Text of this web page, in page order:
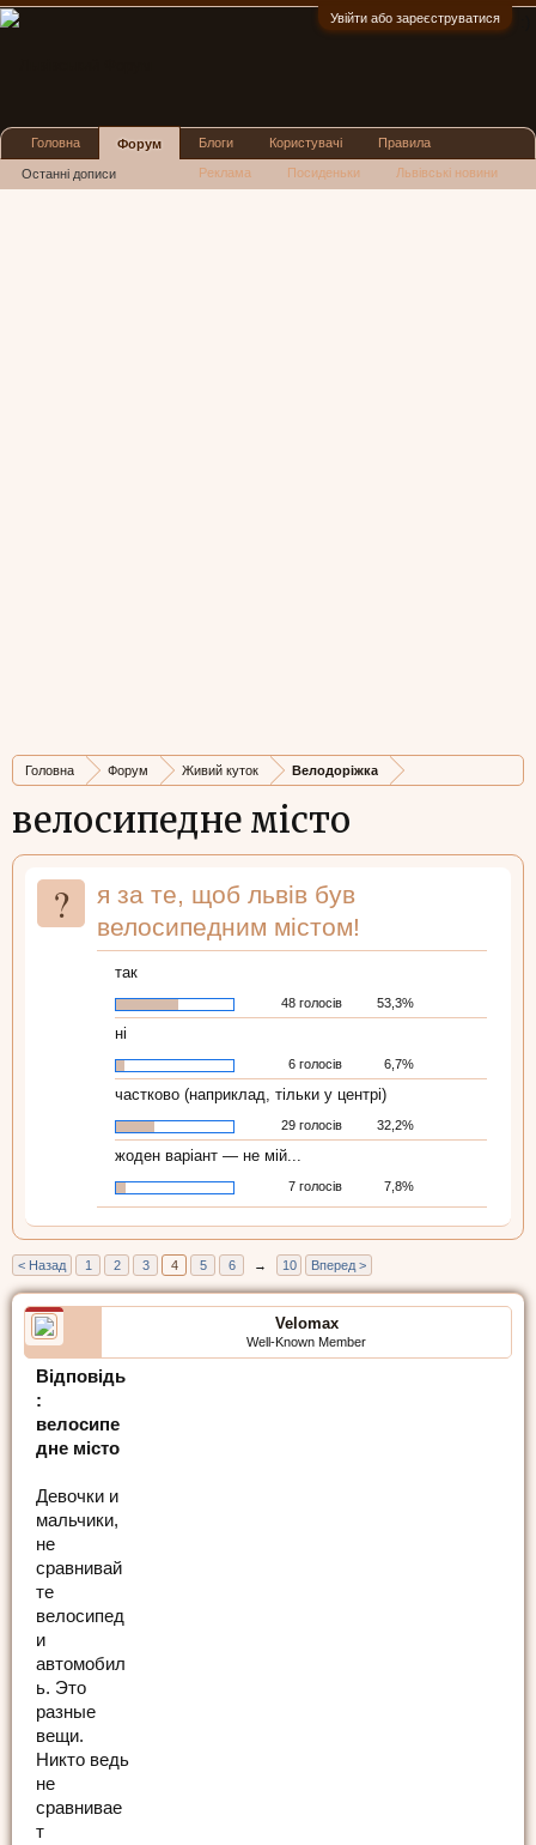
Увійти або зареєструватися
Головна Форум Живий куток Велодоріжка
велосипедне місто
?
я за те, щоб львів був
велосипедним містом!
так
48 голосів 53,3%
ні
6 голосів 6,7%
частково (наприклад, тільки у центрі)
29 голосів 32,2%
жоден варіант — не мій...
7 голосів 7,8%
< Назад 1 2 3 4 5 6 → 10 Вперед >
Velomax
Well-Known Member
Відповідь
:
велосипе
дне місто
Девочки и
мальчики,
не
сравнивай
те
велосипед
и
автомобил
ь. Это
разные
вещи.
Никто ведь
не
сравнивае
т
Головна Форум
Останні дописи
Блоги Користувачі Правила
Реклама Посиденьки Львівські новини